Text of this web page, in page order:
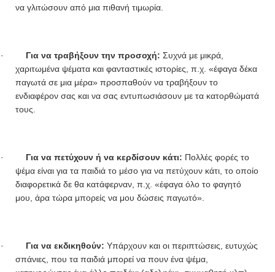
να γλιτώσουν από μια πιθανή τιμωρία.
· Για να τραβήξουν την προσοχή: Συχνά με μικρά,
χαριτωμένα ψέματα και φανταστικές ιστορίες, π.χ. «έφαγα δέκα
παγωτά σε μια μέρα» προσπαθούν να τραβήξουν το
ενδιαφέρον σας και να σας εντυπωσιάσουν με τα κατορθώματά
τους.
· Για να πετύχουν ή να κερδίσουν κάτι: Πολλές φορές το
ψέμα είναι για τα παιδιά το μέσο για να πετύχουν κάτι, το οποίο
διαφορετικά δε θα κατάφερναν, π.χ. «έφαγα όλο το φαγητό
μου, άρα τώρα μπορείς να μου δώσεις παγωτό».
· Για να εκδικηθούν: Υπάρχουν και οι περιπτώσεις, ευτυχώς
σπάνιες, που τα παιδιά μπορεί να πουν ένα ψέμα,